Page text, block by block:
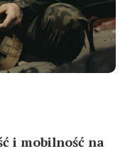
i mobilność na